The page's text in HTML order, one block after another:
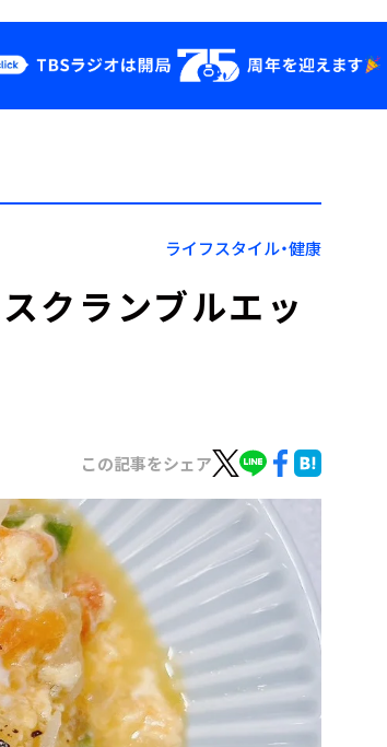
YouTube
会社情報
ライフスタイル・健康
クランブルエッ
この記事をシェア